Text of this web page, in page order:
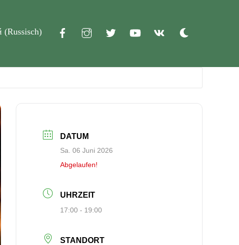
(Russisch)
DATUM
Sa. 06 Juni 2026
Abgelaufen!
UHRZEIT
17:00 - 19:00
STANDORT